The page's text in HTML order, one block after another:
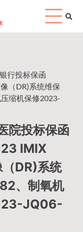
行投标保函
（DR)系统维保
缩机保修2023-
院投标保函
IMIX
DR)系统
、制氧机
JQ06-